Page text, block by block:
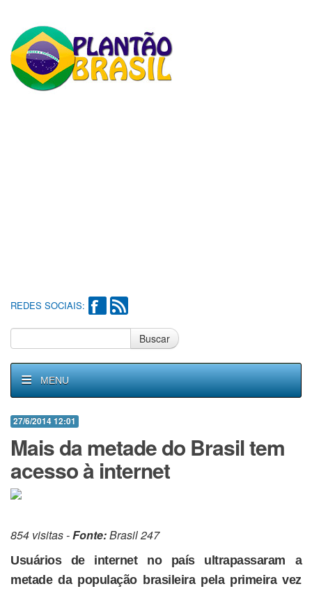
REDES SOCIAIS:
Buscar
MENU
27/6/2014 12:01
Mais da metade do Brasil tem
acesso à internet
854 visitas -Fonte:Brasil 247
Usuários de internet no país ultrapassaram a
metade da população brasileira pela primeira vez